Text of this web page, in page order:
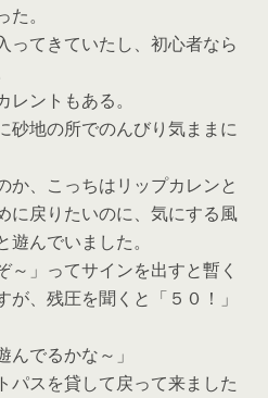
。
ってきていたし、初心者なら
ントもある。
砂地の所でのんびり気ままに
か、こっちはリップカレンと
に戻りたいのに、気にする風
んでいました。
～」ってサインを出すと暫く
が、残圧を聞くと「５０！」
んでるかな～」
パスを貸して戻って来ました